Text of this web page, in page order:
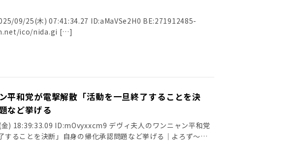
09/25(木) 07:41:34.27 ID:aMaVSe2H0 BE:271912485-
ico/nida.gi […]
平和党が電撃解散「活動を一旦終了することを決
など挙げる
) 18:39:33.09 ID:mOvyxxcm9 デヴィ夫人のワンニャン平和党
することを決断」自身の帰化承認問題など挙げる｜よろず～ニ